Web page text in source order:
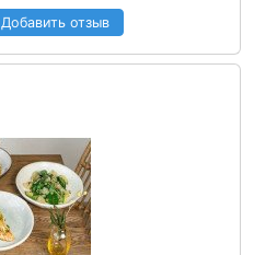
Добавить отзыв